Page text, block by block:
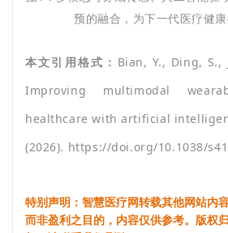
预的融合，为下一代医疗健康
本文引用格式： Bian, Y., Ding, S.,
Improving multimodal
healthcare with artificial
(2026). https://doi.org/10.1038/
特别声明：智慧医疗网转载其他网站内
而非盈利之目的，内容仅供参考。版权